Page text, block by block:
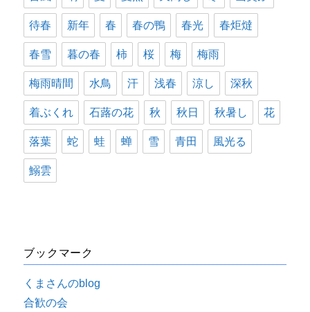
待春 新年 春 春の鴨 春光 春炬燵
春雪 暮の春 柿 桜 梅 梅雨
梅雨晴間 水鳥 汗 浅春 涼し 深秋
着ぶくれ 石蕗の花 秋 秋日 秋暑し 花
落葉 蛇 蛙 蝉 雪 青田 風光る
鰯雲
ブックマーク
くまさんのblog
合歓の会